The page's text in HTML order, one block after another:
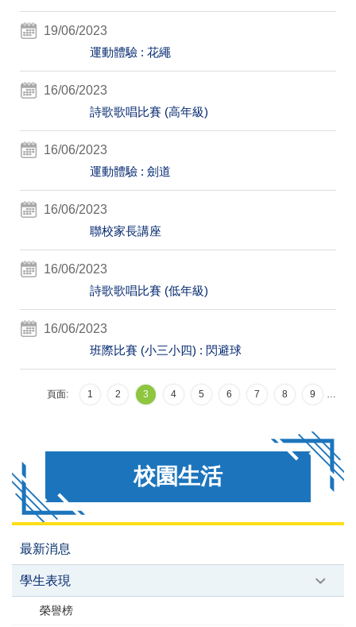
19/06/2023
運動體驗 : 花繩
16/06/2023
詩歌歌唱比賽 (高年級)
16/06/2023
運動體驗 : 劍道
16/06/2023
聯校家長講座
16/06/2023
詩歌歌唱比賽 (低年級)
16/06/2023
班際比賽 (小三小四) : 閃避球
頁面: 1 2 3 4 5 6 7 8 9 …
校園生活
最新消息
學生表現
榮譽榜